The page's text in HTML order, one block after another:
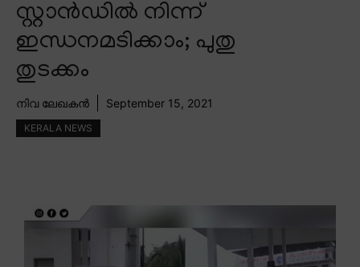
സ്റ്റാൻഡിൽ നിന്ന്
ഇന്ധനമടിക്കാം; പുതു
തുടക്കം
നിവ ലേഖകൻ September 15, 2021
KERALA NEWS